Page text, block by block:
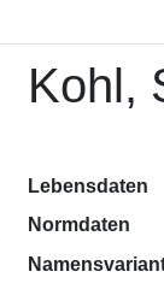
Kohl,
Lebensdaten
Normdaten